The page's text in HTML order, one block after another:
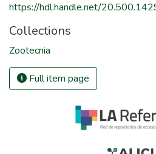
https://hdl.handle.net/
Collections
Zootecnia
Full item page